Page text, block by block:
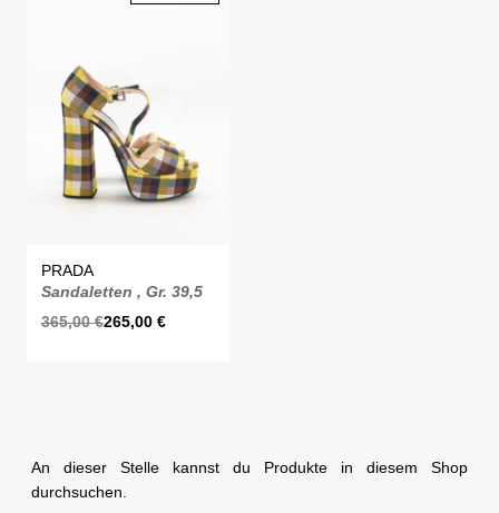
PRADA
Sandaletten , Gr. 39,5
365,00€265,00 €
An dieser Stelle kannst du Produkte in diesem Shop
durchsuchen.